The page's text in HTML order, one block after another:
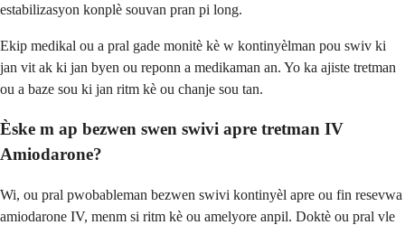
estabilizasyon konplè souvan pran pi long.
Ekip medikal ou a pral gade monitè kè w kontinyèlman pou swiv ki
jan vit ak ki jan byen ou reponn a medikaman an. Yo ka ajiste tretman
ou a baze sou ki jan ritm kè ou chanje sou tan.
Èske m ap bezwen swen swivi apre tretman IV
Amiodarone?
Wi, ou pral pwobableman bezwen swivi kontinyèl apre ou fin resevwa
amiodarone IV, menm si ritm kè ou amelyore anpil. Doktè ou pral vle